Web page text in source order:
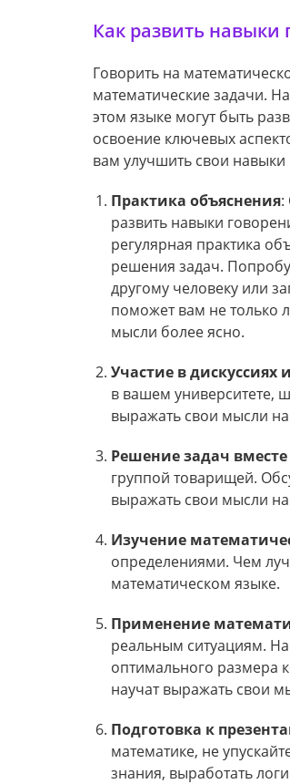
Как развить навыки
Говорить на
математические задачи.
этом языке могут быть
освоение ключевых
вам улучшить свои
Практика объяснения:
развить навыки
регулярная практика
решения задач.
другому человеку или
поможет вам не только
мысли более ясно.
Участие в дискуссиях
в вашем университете,
выражать свои мысли
Решение задач
группой товарищей.
выражать свои мысли
Изучение
определениями. Чем
математическом языке.
Применение
реальным ситуациям.
оптимального размера
научат выражать свои
Подготовка к
математике, не
знания, выработать